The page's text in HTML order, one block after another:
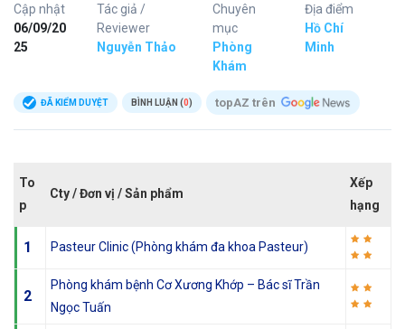
Cập nhật
06/09/20
25
Tác giả /
Reviewer
Nguyễn Thảo
Chuyên
mục
Phòng
Khám
Địa điểm
Hồ Chí
Minh
ĐÃ KIỂM DUYỆT BÌNH LUẬN (0) topAZ trên
To
p
Cty / Đơn vị / Sản phẩm
Xếp
hạng
1 Pasteur Clinic (Phòng khám đa khoa Pasteur)
2
Phòng khám bệnh Cơ Xương Khớp – Bác sĩ Trần
Ngọc Tuấn